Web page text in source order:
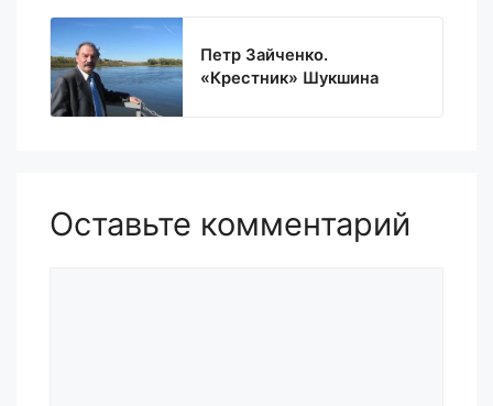
Петр Зайченко.
«Крестник» Шукшина
Оставьте комментарий